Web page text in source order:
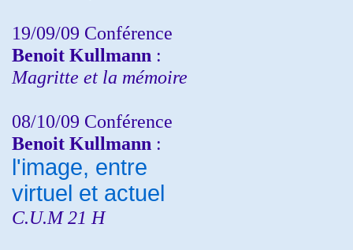
19/09/09 Conférence
Benoit Kullmann :
Magritte et la mémoire
08/10/09 Conférence
Benoit Kullmann :
l'image, entre
virtuel et actuel
C.U.M 21 H